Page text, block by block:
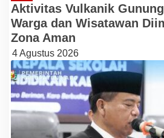
Aktivitas Vulkanik
Warga dan Wisatawan
Zona Aman
4 Agustus 2026